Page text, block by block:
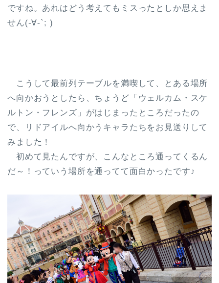
ですね。あれはどう考えてもミスったとしか思えま
せん(-∀-`; )
こうして最前列テーブルを満喫して、とある場所
へ向かおうとしたら、ちょうど「ウェルカム・スケ
ルトン・フレンズ」がはじまったところだったの
で、リドアイルへ向かうキャラたちをお見送りして
みました！
初めて見たんですが、こんなところ通ってくるん
だ～！っていう場所を通ってて面白かったです♪